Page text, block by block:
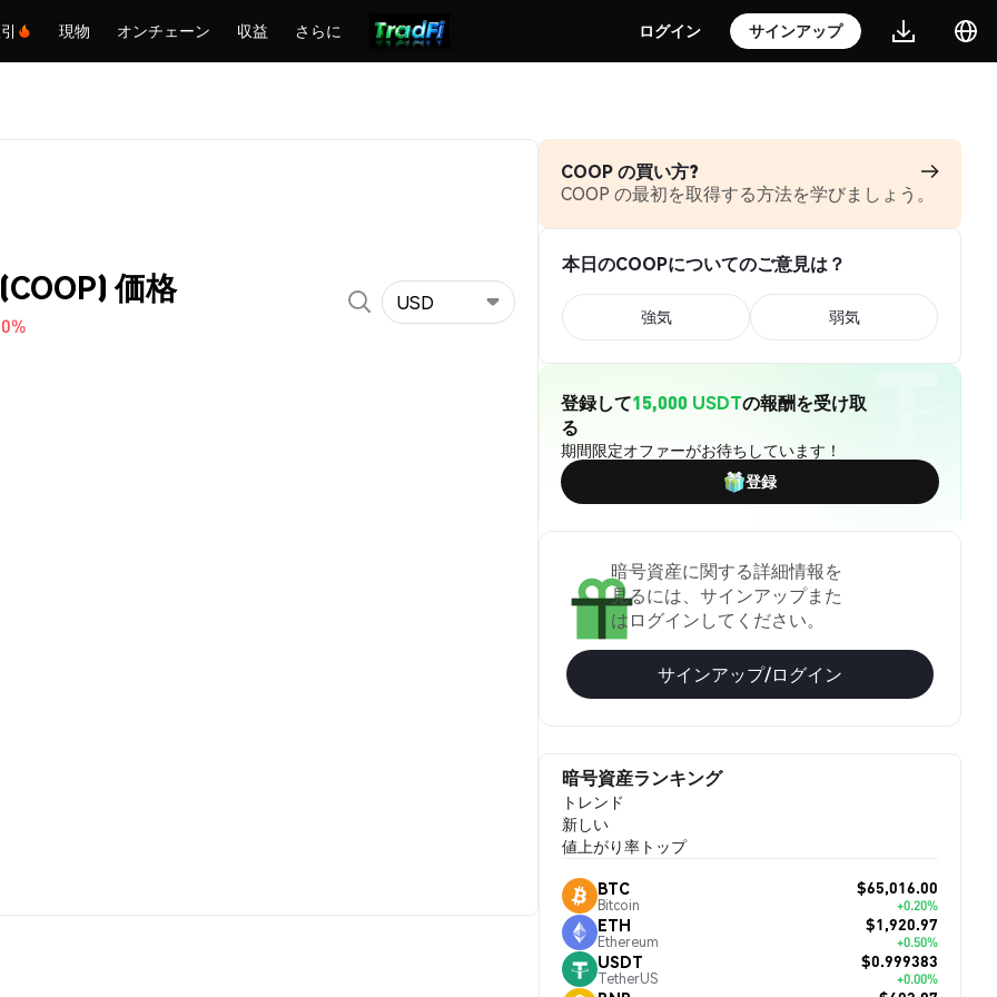
現物 オンチェーン 収益 さらに ログイン サインアップ
価格 USD
COOP の買い方?
COOP の最初を取得する方法を学びましょう。
本日のCOOPについてのご意見は？
強気 弱気
登録して15,000 USDTの報酬を受け取
る
期間限定オファーがお待ちしています！
登録
暗号資産に関する詳細情報を
見るには、サインアップまた
はログインしてください。
サインアップ/ログイン
暗号資産ランキング
トレンド
新しい
値上がり率トップ
BTC
Bitcoin
$65,016.00
+0.20%
ETH
Ethereum
$1,920.97
+0.50%
USDT
TetherUS
$0.999383
+0.00%